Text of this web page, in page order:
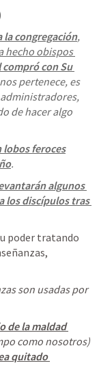
la congregación,
hecho obispos
compró con Su
pertenece, es
de hacer algo
lobos feroces
.
algunos
para arrastrar a los discípulos tras
poder tratando
son usadas por
de la maldad
como nosotros)
quitado